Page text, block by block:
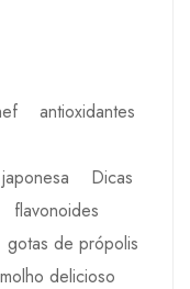
antioxidantes
Dicas
flavonoides
gotas de própolis
molho delicioso